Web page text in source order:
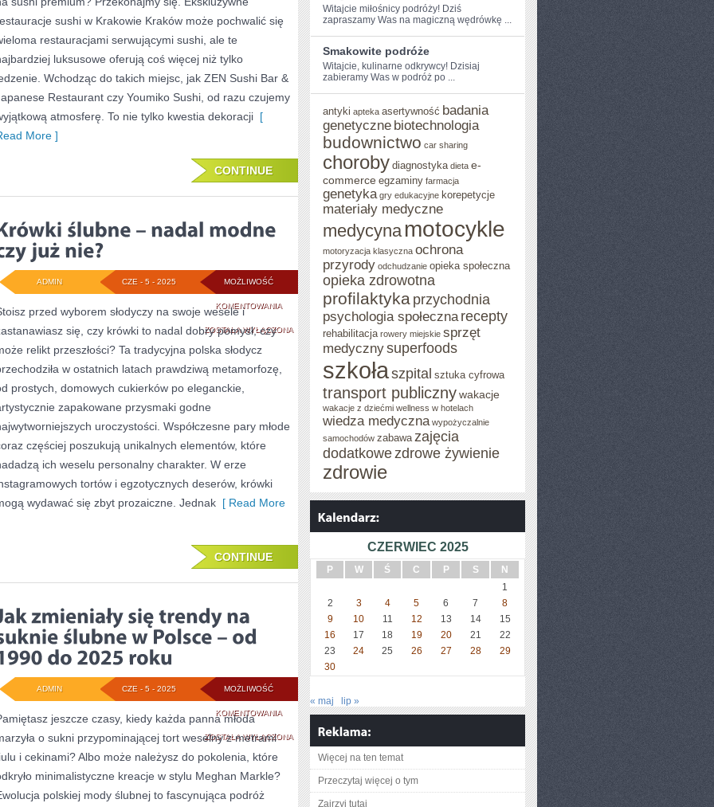
KRAKOWIE
CZY
WARTO
WYDAĆ
WIĘCEJ?
sushi w Krakowie Kraków może pochwalić się
restauracjami serwującymi sushi, ale te
luksusowe oferują coś więcej niż tylko
Wchodząc do takich miejsc, jak ZEN Sushi Bar &
Restaurant czy Youmiko Sushi, od razu czujemy
atmosferę. To nie tylko kwestia dekoracji [
More ]
CONTINUE
MOŻLIWOŚĆ
KOMENTOWANIAKRÓWKI
ŚLUBNE
NADAL
MODNE
CZY
NIE?
ZOSTAŁA WYŁĄCZONA
CZE - 5 - 2025
ADMIN
przed wyborem słodyczy na swoje wesele i
się, czy krówki to nadal dobry pomysł, czy
relikt przeszłości? Ta tradycyjna polska słodycz
w ostatnich latach prawdziwą metamorfozę,
prostych, domowych cukierków po eleganckie,
zapakowane przysmaki godne
uroczystości. Współczesne pary młode
częściej poszukują unikalnych elementów, które
ich weselu personalny charakter. W erze
tortów i egzotycznych deserów, krówki
wydawać się zbyt prozaiczne. Jednak [ Read More
CONTINUE
MOŻLIWOŚĆ
KOMENTOWANIAJAK
ZMIENIAŁY
TRENDY
ZOSTAŁA WYŁĄCZONA
CZE - 5 - 2025
ADMIN
jeszcze czasy, kiedy każda panna młoda
o sukni przypominającej tort weselny z metrami
i cekinami? Albo może należysz do pokolenia, które
minimalistyczne kreacje w stylu Meghan Markle?
polskiej mody ślubnej to fascynująca podróż
Witajcie miłośnicy ​podróży! Dziś
zapraszamy Was na magiczną wędrówkę ...
Smakowite podróże
Witajcie, kulinarne​ odkrywcy! Dzisiaj
zabieramy Was w podróż po ...
antyki apteka asertywność badania
genetyczne biotechnologia
budownictwo car sharing
choroby diagnostyka dieta e-
commerce egzaminy farmacja
genetyka gry edukacyjne korepetycje
materiały medyczne
medycyna motocykle
motoryzacja klasyczna ochrona
przyrody odchudzanie opieka społeczna
opieka zdrowotna
profilaktyka przychodnia
psychologia społeczna recepty
rehabilitacja rowery miejskie sprzęt
medycznysuperfoods
szkołaszpital sztuka cyfrowa
transport publicznywakacje
wakacje z dziećmi wellness w hotelach
wiedza medyczna wypożyczalnie
samochodów zabawa zajęcia
dodatkowezdrowe żywienie
zdrowie
CZERWIEC 2025
P W Ś C P S
N
1
2
3 4 5 6 7
8
9
10 11 12 13 14
15
16
17 18 19 20 21
22
23
24 25 26 27 28
29
30
« maj lip »
Więcej na ten temat
Przeczytaj więcej o tym
Zajrzyj tutaj